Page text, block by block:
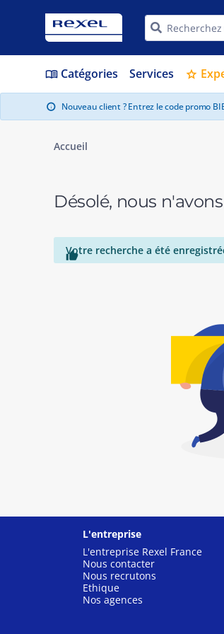
menu_book Catégories Services star
info Nouveau client ? Entrez le code promo
Accueil
Désolé, nous

Votre recherche a été
L'entreprise
L'entreprise Rexel France
Nous contacter
Nous recrutons
Ethique
Nos agences